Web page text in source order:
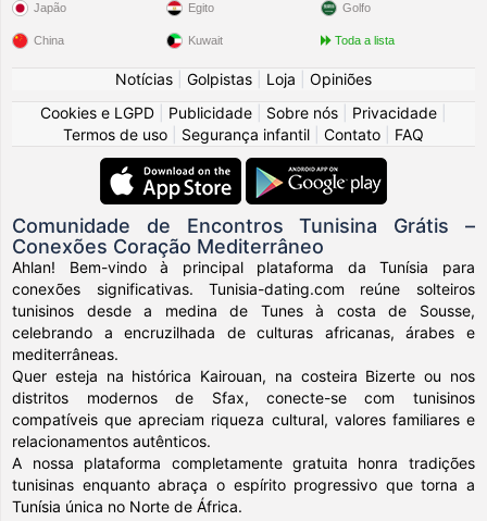
Japão
China
Egito
Kuwait
Golfo
Toda a lista
Notícias Golpistas Loja
Opiniões
Cookies e LGPD
Publicidade Sobre nós Privacidade
Termos de uso
Segurança infantil Contato FAQ
Comunidade de Encontros Tunisina Grátis –
Conexões Coração Mediterrâneo
Ahlan! Bem-vindo à principal plataforma da Tunísia para
conexões significativas. Tunisia-dating.com reúne solteiros
tunisinos desde a medina de Tunes à costa de Sousse,
celebrando a encruzilhada de culturas africanas, árabes e
mediterrâneas.
Quer esteja na histórica Kairouan, na costeira Bizerte ou nos
distritos modernos de Sfax, conecte-se com tunisinos
compatíveis que apreciam riqueza cultural, valores familiares e
relacionamentos autênticos.
A nossa plataforma completamente gratuita honra tradições
tunisinas enquanto abraça o espírito progressivo que torna a
Tunísia única no Norte de África.